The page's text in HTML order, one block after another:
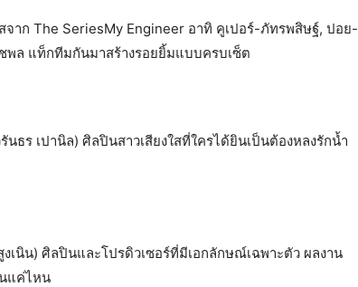
จาก The SeriesMy Engineer อาทิ คูเปอร์-ภัทรพสิษฐ์, ปอย-
ล แท็กทีมกันมาสร้างรอยยิ้มแบบครบเซ็ต
นธร เปานิล) ศิลปินสาวเสียงใสที่ใครได้ยินเป็นต้องหลงรักน้ำ
เนิน) ศิลปินและโปรดิวเซอร์ที่มีเอกลักษณ์เฉพาะตัว ผลงาน
นแค่ไหน